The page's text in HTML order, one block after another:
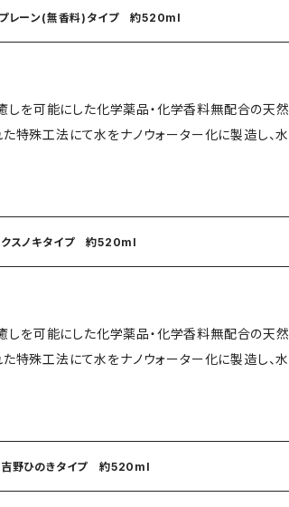
混ぜるだけ。 特別な準備は不要です。 ◼️与え方（目安）
薬玄米（滋賀県産） 賞味期限：製造から1年 保
ではなく栄養補助としてご使用ください。 ●
談ください。 ●開封後はお早めにご使用くださ
レーン(無香料)タイプ 約520ml
しを可能にした化学薬品・化学香料無配合の天
特殊工法にて水をナノウォーター化に製造し、
ている不思議な水です。 また、水晶濃縮液は水
作用もあります。 こんな時に！ニオイが気にな
ると言われております。 ペット用ゲージ、寝具、
やマナーパッドなどにスプレーしてから捨てるこ
った！との嬉しいお声も頂いております。 【商品情報】 ●
スプレープレーン(無香) ●用途・ペット用消臭・
クスノキタイプ 約520ml
しを可能にした化学薬品・化学香料無配合の天
特殊工法にて水をナノウォーター化に製造し、
れている不思議な水です。 また、水晶濃縮液は
吉野ひのきタイプ 約520ml